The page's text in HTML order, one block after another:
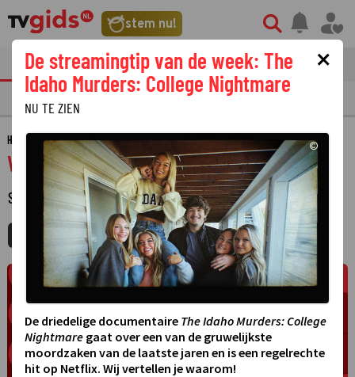
stem nu!
tvgids streaming nieuws
PRIMETIME GEMIST
HOME GIDS VOETBAL GEEFT
Voetbal geeft
SPORT
MIJNGIDS AGENDA DELEN
×
De streamingtip van de week: The
Idaho Murders: College Nightmare
NU TE ZIEN
©
De driedelige documentaire The Idaho Murders: College
Nightmare gaat over een van de gruwelijkste
moordzaken van de laatste jaren en is een regelrechte
hit op Netflix. Wij vertellen je waarom!